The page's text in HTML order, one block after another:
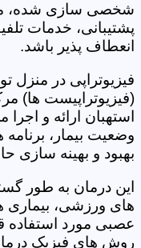
شخصی سازی شده،
پشتیبانی، خدمات
انعطاف پذیر باشد.
فیزیوتراپی در منزل
(فیزیوتراپیست ها)
استهبان ارائه و اجرا
وضعیت بیمار،
بهبود و بهینه سازی
این درمان به طور
های ورزشی، بیماری
عصبی مورد استفاده
روش های فیزیک